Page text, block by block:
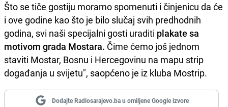
Što se tiče gostiju moramo spomenuti i činjenicu da će
i ove godine kao što je bilo slučaj svih predhodnih
godina, svi naši specijalni gosti uraditi plakate sa
motivom grada Mostara. Čime ćemo još jednom
staviti Mostar, Bosnu i Hercegovinu na mapu strip
događanja u svijetu", saopćeno je iz kluba Mostrip.
Dodajte Radiosarajevo.ba u omiljene Google izvore